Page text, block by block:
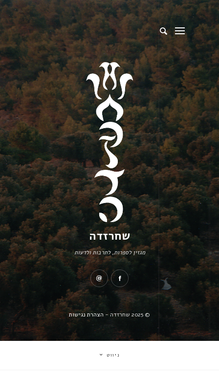
שחרזדה
מגזין לספרות, לתרבות ולדעות
© 2025 שחרזדה - הצהרת נגישות
ניווט